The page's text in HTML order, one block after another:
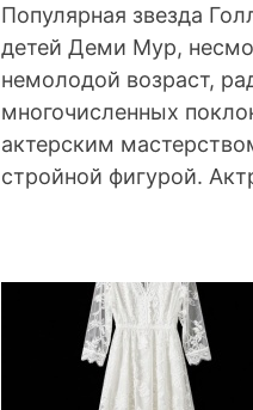
Популярная звезда
детей Деми Мур,
немолодой возраст,
многочисленных
актерским
стройной фигурой.